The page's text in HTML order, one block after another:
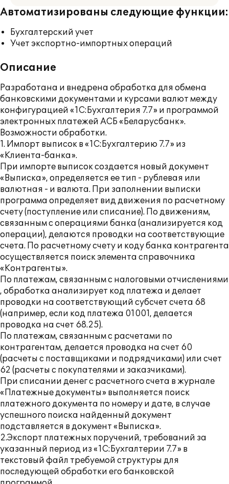
Автоматизированы следующие функции:
Бухгалтерский учет
Учет экспортно-импортных операций
Описание
Разработана и внедрена обработка для обмена
банковскими документами и курсами валют между
конфигурацией «1С:Бухгалтерия 7.7» и программой
электронных платежей АСБ «Беларусбанк».
Возможности обработки.
1. Импорт выписок в «1С:Бухгалтерию 7.7» из
«Клиента-банка».
При импорте выписок создается новый документ
«Выписка», определяется ее тип - рублевая или
валютная - и валюта. При заполнении выписки
программа определяет вид движения по расчетному
счету (поступление или списание). По движениям,
связанным с операциями банка (анализируется код
операции), делаются проводки на соответствующие
счета. По расчетному счету и коду банка контрагента
осуществляется поиск элемента справочника
«Контрагенты».
По платежам, связанным с налоговыми отчислениями
, обработка анализирует код платежа и делает
проводки на соответствующий субсчет счета 68
(например, если код платежа 01001, делается
проводка на счет 68.25).
По платежам, связанным с расчетами по
контрагентам, делается проводка на счет 60
(расчеты с поставщиками и подрядчиками) или счет
62 (расчеты с покупателями и заказчиками).
При списании денег с расчетного счета в журнале
«Платежные документы» выполняется поиск
платежного документа по номеру и дате, в случае
успешного поиска найденный документ
подставляется в документ «Выписка».
2.Экспорт платежных поручений, требований за
указанный период из «1С:Бухгалтерии 7.7» в
текстовый файл требуемой структуры для
последующей обработки его банковской